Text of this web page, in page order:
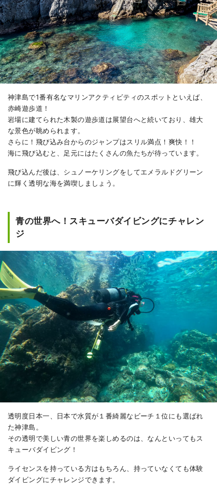
神津島で1番有名なマリンアクティビティのスポットといえば、
赤崎遊歩道！
岩場に建てられた木製の遊歩道は展望台へと続いており、雄大
な景色が眺められます。
さらに！飛び込み台からのジャンプはスリル満点！爽快！！
海に飛び込むと、足元にはたくさんの魚たちが待っています。
飛び込んだ後は、シュノーケリングをしてエメラルドグリーン
に輝く透明な海を満喫しましょう。
青の世界へ！スキューバダイビングにチャレン
ジ
透明度日本一、日本で水質が１番綺麗なビーチ１位にも選ばれ
た神津島。
その透明で美しい青の世界を楽しめるのは、なんといってもス
キューバダイビング！
ライセンスを持っている方はもちろん、持っていなくても体験
ダイビングにチャレンジできます。